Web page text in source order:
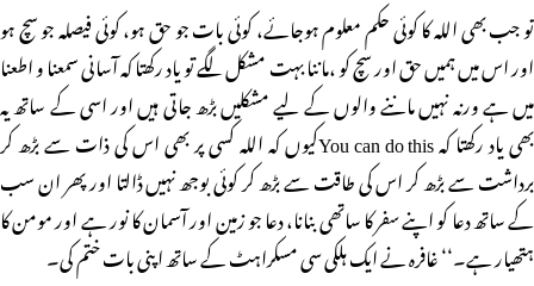
تو جب بھی اللہ کا کوئی حکم معلوم ہوجائے، کوئی بات جو حق ہو، کوئی فیصلہ جو سچ ہو
اور اس میں ہمیں حق اور سچ کو ،ماننا بہت مشکل لگے تو یاد رکھتا کہ آسانی سمعنا و اطعنا
میں ہے ورنہ نہیں ماننے والوں کے لیے مشکلیں بڑھ جاتی ہیں اور اسی کے ساتھ یہ
بھی یاد رکھتا کہ You can do thisکیوں کہ اللہ کسی پر بھی اس کی ذات سے بڑھ کر
برداشت سے بڑھ کر اس کی طاقت سے بڑھ کر کوئی بوجھ نہیں ڈالتا اور پھر ان سب
کے ساتھ دعا کو اپنے سفر کا ساتھی بنانا، دعا جو زمین اور آسمان کا نور ہے اور مومن کا
ہتھیار ہے۔‘‘ غافرہ نے ایک ہلکی سی مسکراہٹ کے ساتھ اپنی بات ختم کی۔